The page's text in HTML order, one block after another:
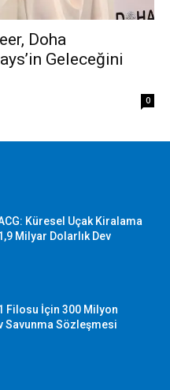
Doha
Geleceğini
0
Küresel Uçak Kiralama
Milyar Dolarlık Dev
Filosu İçin 300 Milyon
Savunma Sözleşmesi